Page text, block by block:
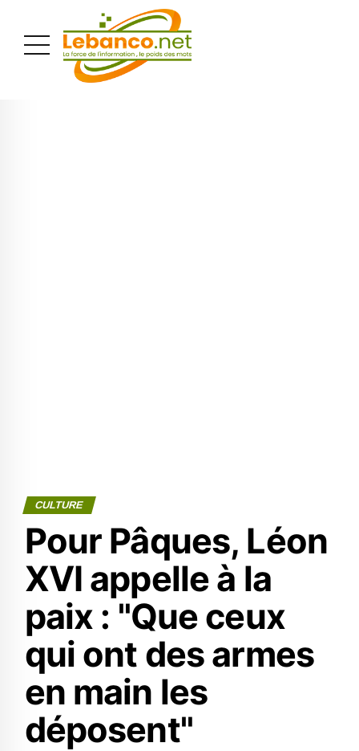
CULTURE
Pour Pâques, Léon
XVI appelle à la
paix : "Que ceux
qui ont des armes
en main les
déposent"